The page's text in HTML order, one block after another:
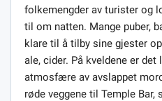
folkemengder av turister og
til om natten. Mange puber,
klare til å tilby sine gjester
ale, cider. På kveldene er
atmosfære av avslappet
røde veggene til Temple